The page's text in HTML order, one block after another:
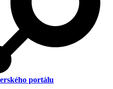
portálu